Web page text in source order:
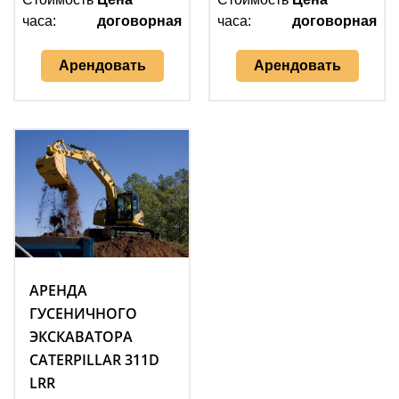
часа:
договорная
Арендовать
часа:
договорная
Арендовать
АРЕНДА
ГУСЕНИЧНОГО
ЭКСКАВАТОРА
CATERPILLAR 311D
LRR